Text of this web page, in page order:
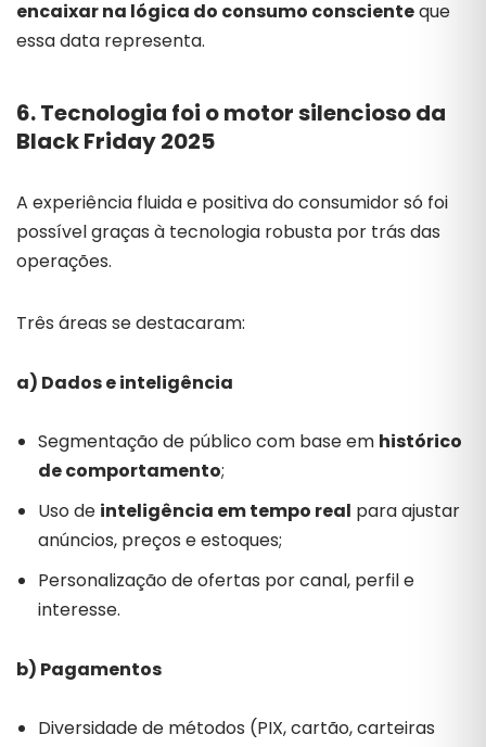
encaixar na lógica do consumo conscienteque
essa data representa.
6. Tecnologia foi o motor silencioso da
Black Friday 2025
A experiência fluida e positiva do consumidor só foi
possível graças à tecnologia robusta por trás das
operações.
Três áreas se destacaram:
a) Dados e inteligência
Segmentação de público com base em histórico
de comportamento;
Uso de inteligência em tempo real para ajustar
anúncios, preços e estoques;
Personalização de ofertas por canal, perfil e
interesse.
b) Pagamentos
Diversidade de métodos (PIX, cartão, carteiras